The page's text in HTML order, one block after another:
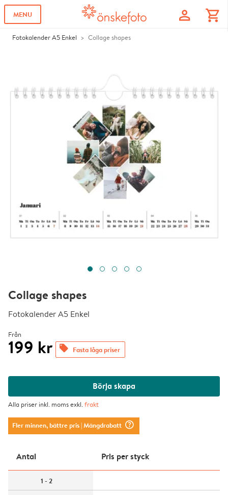
MENU profile shopping_cart
Fotokalender A5 Enkel Collage shapes
Collage shapes
Fotokalender A5 Enkel
Från
199 kr offers Fasta låga priser
Börja skapa
Alla priser inkl. moms exkl.frakt
Fler minnen, bättre pris| Mängdrabatt question_mark_circle
Antal Pris per styck
1 - 2